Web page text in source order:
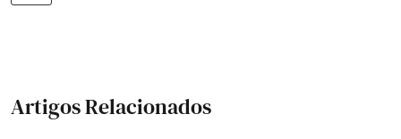
Artigos Relacionados